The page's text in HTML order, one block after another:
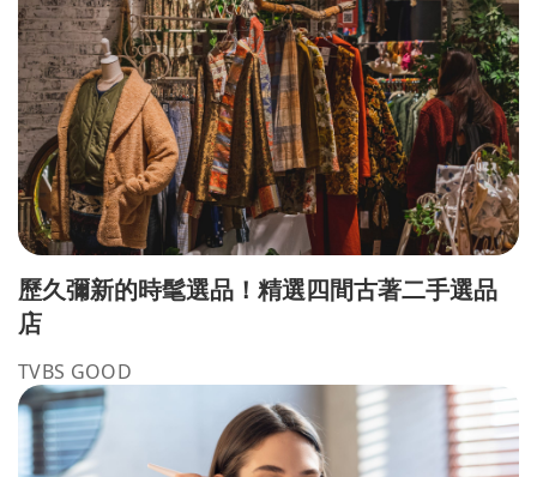
歷久彌新的時髦選品！精選四間古著二手選品
店
TVBS GOOD